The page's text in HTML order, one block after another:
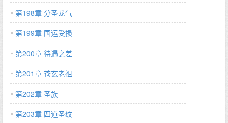
第198章 分圣龙气
第199章 国运受损
第200章 待遇之差
第201章 苍玄老祖
第202章 圣族
第203章 四道圣纹